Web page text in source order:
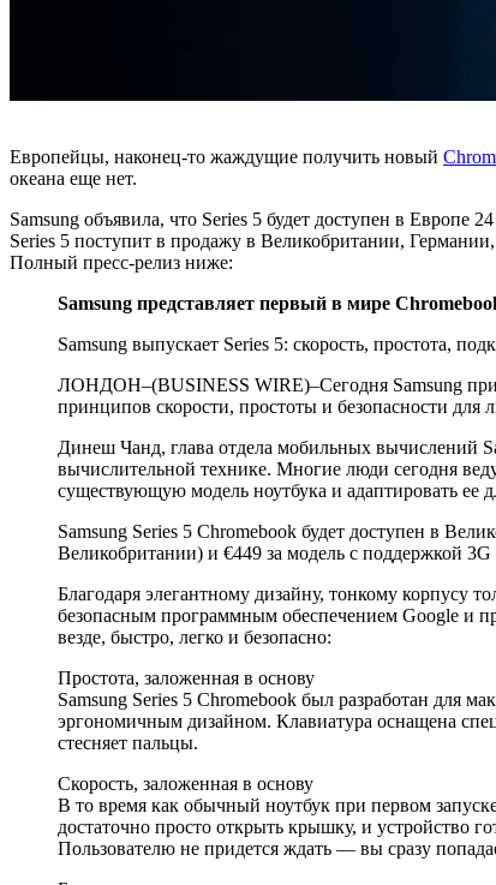
Европейцы, наконец-то жаждущие получить новый
океана еще нет.
Samsung объявила, что Series 5 будет доступен в
Series 5 поступит в продажу в Великобритании,
Полный пресс-релиз ниже:
Samsung представляет первый в мире
Samsung выпускает Series 5: скорость, простота,
ЛОНДОН–(BUSINESS WIRE)–Сегодня Samsung
принципов скорости, простоты и безопасности для
Динеш Чанд, глава отдела мобильных вычислений
вычислительной технике. Многие люди сегодня
существующую модель ноутбука и адаптировать ее
Samsung Series 5 Chromebook будет доступен в
Великобритании) и €449 за модель с поддержкой
Благодаря элегантному дизайну, тонкому корпусу
безопасным программным обеспечением Google и
везде, быстро, легко и безопасно:
Простота, заложенная в основу
Samsung Series 5 Chromebook был разработан для
эргономичным дизайном. Клавиатура оснащена
стесняет пальцы.
Скорость, заложенная в основу
В то время как обычный ноутбук при первом
достаточно просто открыть крышку, и устройство
Пользователю не придется ждать — вы сразу